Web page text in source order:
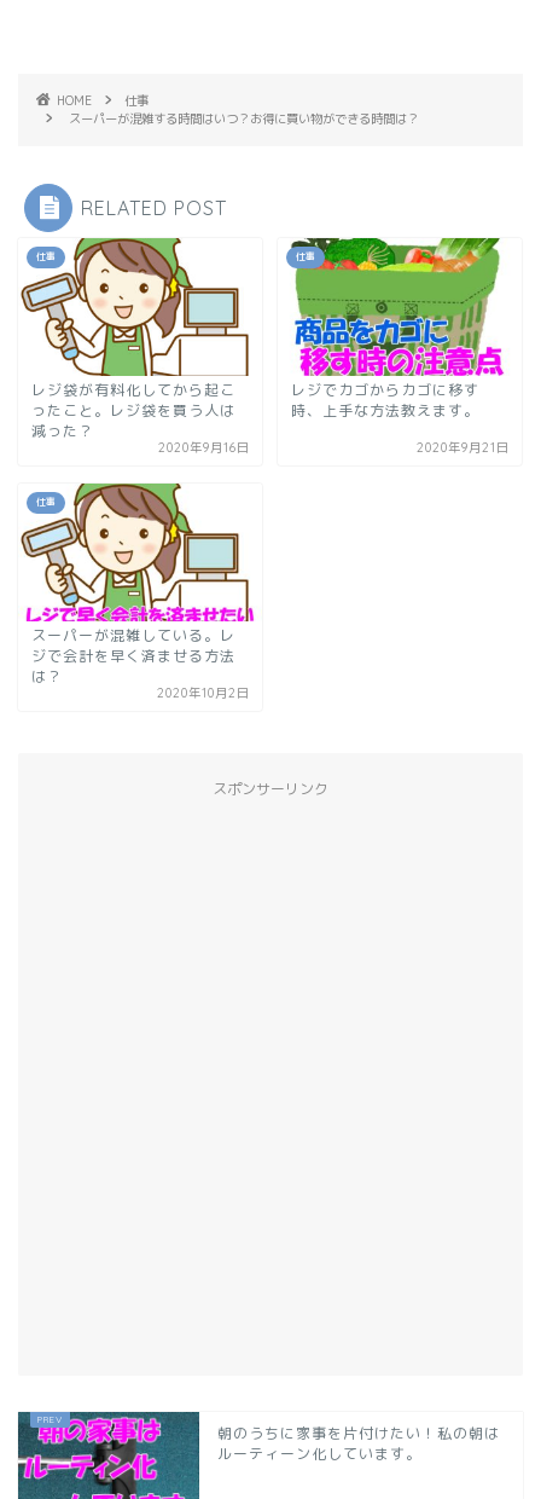
HOME
仕事
スーパーが混雑する時間はいつ？お得に買い物ができる時間は？
RELATED POST
仕事
レジ袋が有料化してから起こ
ったこと。レジ袋を買う人は
減った？
2020年9月16日
仕事
レジでカゴからカゴに移す
時、上手な方法教えます。
2020年9月21日
仕事
スーパーが混雑している。レ
ジで会計を早く済ませる方法
は？
2020年10月2日
スポンサーリンク
朝のうちに家事を片付けたい！私の朝は
ルーティーン化しています。